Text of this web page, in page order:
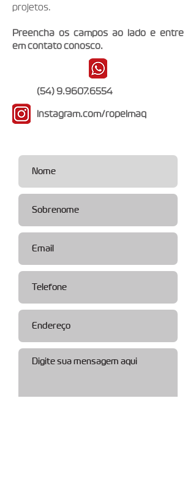
projetos.
Preencha os campos ao lado e entre
em contato conosco.
(54) 9.9607.6554
instagram.com/ropelmaq